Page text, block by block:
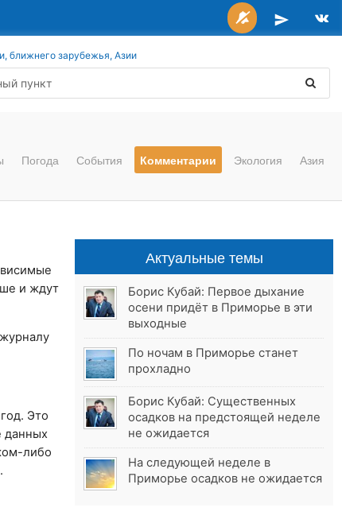
ближнего зарубежья, Азии
Погода События Комментарии Экология Азия
и ждут
Это
данных
либо
Актуальные темы
Борис Кубай: Первое дыхание
осени придёт в Приморье в эти
выходные
По ночам в Приморье станет
прохладно
Борис Кубай: Существенных
осадков на предстоящей неделе
не ожидается
На следующей неделе в
Приморье осадков не ожидается